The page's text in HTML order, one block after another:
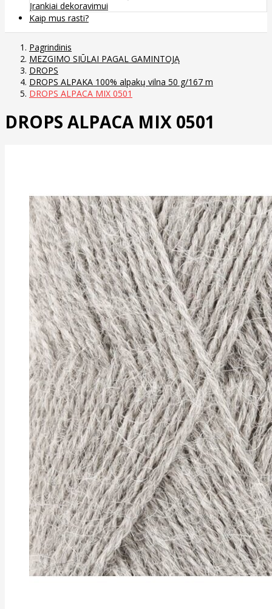
Įrankiai dekoravimui
Kaip mus rasti?
Pagrindinis
MEZGIMO SIŪLAI PAGAL GAMINTOJĄ
DROPS
DROPS ALPAKA 100% alpakų vilna 50 g/167 m
DROPS ALPACA MIX 0501
DROPS ALPACA MIX 0501